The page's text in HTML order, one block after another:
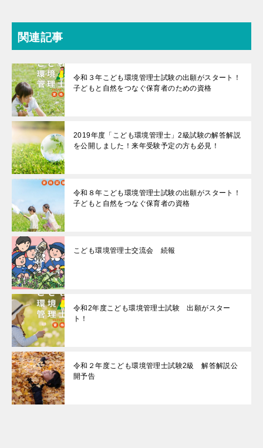
関連記事
令和３年こども環境管理士試験の出願がスタート！
子どもと自然をつなぐ保育者のための資格
2019年度「こども環境管理士」2級試験の解答解説
を公開しました！来年受験予定の方も必見！
令和８年こども環境管理士試験の出願がスタート！
子どもと自然をつなぐ保育者の資格
こども環境管理士交流会 続報
令和2年度こども環境管理士試験 出願がスター
ト！
令和２年度こども環境管理士試験2級 解答解説公
開予告